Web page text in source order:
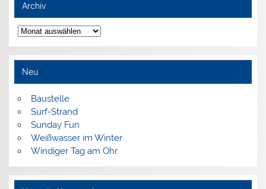
Archiv
Archiv
Neu
Baustelle
Surf-Strand
Sunday Fun
Weißwasser im Winter
Windiger Tag am Ohr.